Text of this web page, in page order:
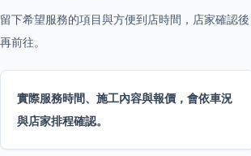
留下希望服務的項目與方便到店時間，店家確認後
再前往。
實際服務時間、施工內容與報價，會依車況
與店家排程確認。